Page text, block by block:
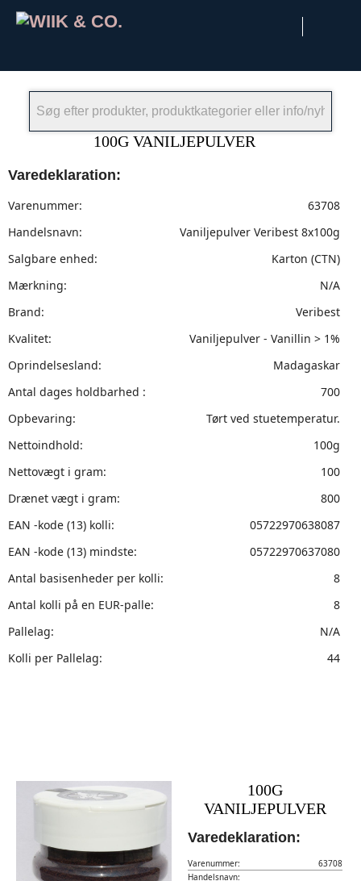
100G VANILJEPULVER
Varedeklaration:
Varenummer:
63708
Handelsnavn:
Vaniljepulver Veribest 8x100g
Salgbare enhed:
Karton (CTN)
Mærkning:
N/A
Brand:
Veribest
Kvalitet:
Vaniljepulver - Vanillin > 1%
Oprindelsesland:
Madagaskar
Antal dages holdbarhed :
700
Opbevaring:
Tørt ved stuetemperatur.
Nettoindhold:
100g
Nettovægt i gram:
100
Drænet vægt i gram:
800
EAN -kode (13) kolli:
05722970638087
EAN -kode (13) mindste:
05722970637080
Antal basisenheder per kolli:
8
Antal kolli på en EUR-palle:
8
Pallelag:
N/A
Kolli per Pallelag:
44
100G
VANILJEPULVER
Varedeklaration:
Varenummer:
63708
Handelsnavn: